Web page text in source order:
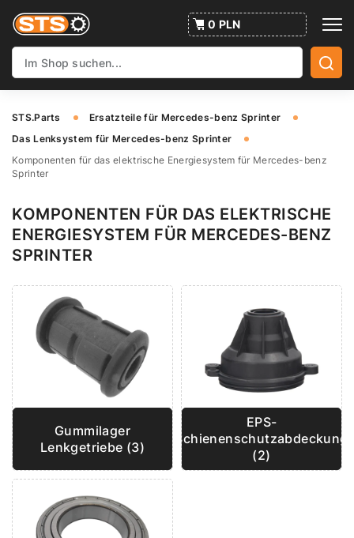
0 PLN
STS.Parts
Ersatzteile für Mercedes-benz Sprinter
Das Lenksystem für Mercedes-benz Sprinter
Komponenten für das elektrische Energiesystem für Mercedes-benz
Sprinter
KOMPONENTEN FÜR DAS ELEKTRISCHE
ENERGIESYSTEM FÜR MERCEDES-BENZ
SPRINTER
Gummilager
Lenkgetriebe (3)
EPS-
Schienenschutzabdeckung
(2)